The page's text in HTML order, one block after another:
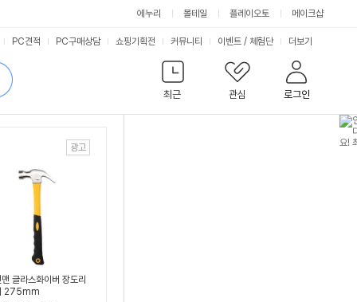
에누리 몰테일 플레이오토
메이크샵
최근
관심 로그인
PC견적 PC구매상담 쇼핑기획전 커뮤니티 이벤트 / 체험단 서
비
스
더보기
글라스화이버 장도리
275mm